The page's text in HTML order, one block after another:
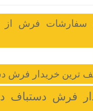
سفارشات فرش از
ترین خریدار فرش
فرش دستباف